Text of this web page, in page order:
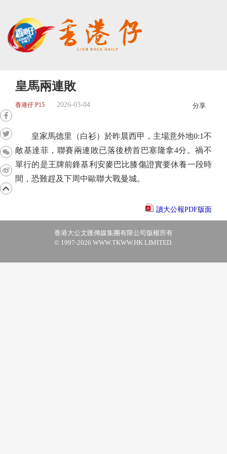
皇馬兩連敗
香港仔 P15 2026-03-04 分享
皇家馬德里（白衫）於昨晨西甲，主場意外地0:1不
敵基達菲，聯賽兩連敗已落後榜首巴塞隆拿4分。禍不
單行的是王牌前鋒基利安麥巴比膝傷證實要休養一段時
間，恐難趕及下周中歐聯大戰曼城。
讀大公報PDF版面
香港大公文匯傳媒集團有限公司版權所有
© 1997-2026 WWW.TKWW.HK LIMITED.